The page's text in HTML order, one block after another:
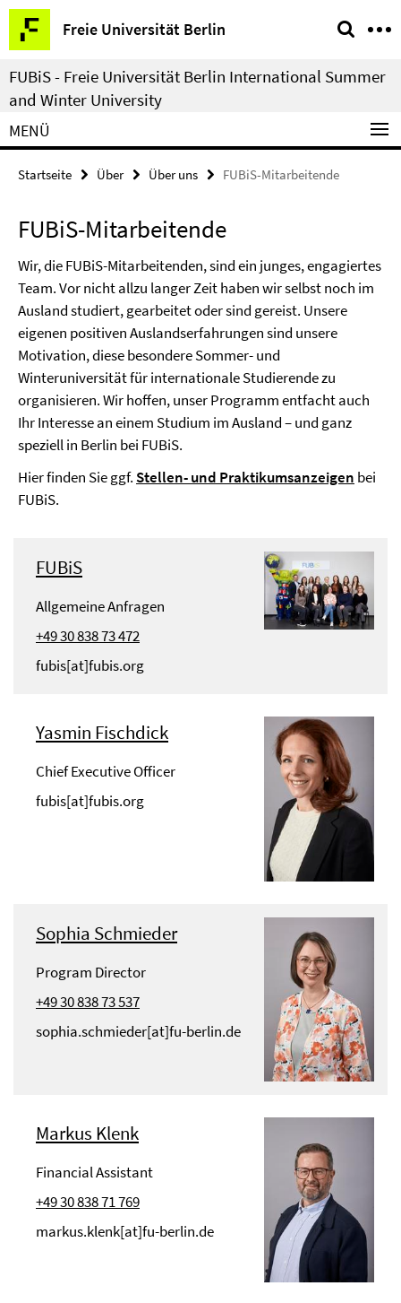
Springe
direkt
zu
Inhalt
Freie Universität Berlin
Service-
Navigation
FUBiS - Freie Universität Berlin International Summer
and Winter University
MENÜ
Startseite Über Über uns FUBiS-Mitarbeitende
FUBiS-Mitarbeitende
Wir, die FUBiS-Mitarbeitenden, sind ein junges, engagiertes
Team. Vor nicht allzu langer Zeit haben wir selbst noch im
Ausland studiert, gearbeitet oder sind gereist. Unsere
eigenen positiven Auslandserfahrungen sind unsere
Motivation, diese besondere Sommer- und
Winteruniversität für internationale Studierende zu
organisieren. Wir hoffen, unser Programm entfacht auch
Ihr Interesse an einem Studium im Ausland – und ganz
speziell in Berlin bei FUBiS.
Hier finden Sie ggf. Stellen- und Praktikumsanzeigen bei
FUBiS.
FUBiS
Allgemeine Anfragen
+49 30 838 73 472
fubis[at]fubis.org
Yasmin Fischdick
Chief Executive Officer
fubis[at]fubis.org
Sophia Schmieder
Program Director
+49 30 838 73 537
sophia.schmieder[at]fu-berlin.de
Markus Klenk
Financial Assistant
+49 30 838 71 769
markus.klenk[at]fu-berlin.de